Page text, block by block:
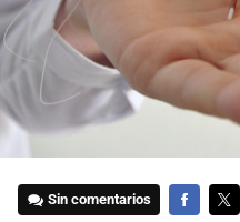
Sin comentarios